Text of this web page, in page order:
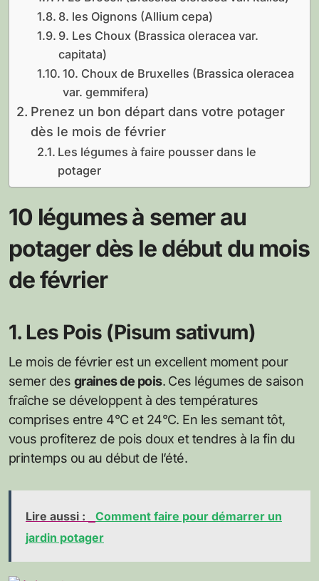
8. les Oignons (Allium cepa)
9. Les Choux (Brassica oleracea var.
capitata)
10. Choux de Bruxelles (Brassica oleracea
var. gemmifera)
Prenez un bon départ dans votre potager
dès le mois de février
Les légumes à faire pousser dans le
potager
10 légumes à semer au
potager dès le début du mois
de février
1. Les Pois (Pisum sativum)
Le mois de février est un excellent moment pour
semer des graines de pois. Ces légumes de saison
fraîche se développent à des températures
comprises entre 4°C et 24°C. En les semant tôt,
vous profiterez de pois doux et tendres à la fin du
printemps ou au début de l’été.
Lire aussi :
Comment faire pour démarrer un
jardin potager